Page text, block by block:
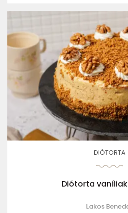
DIÓTORTA
Diótorta
Lakos